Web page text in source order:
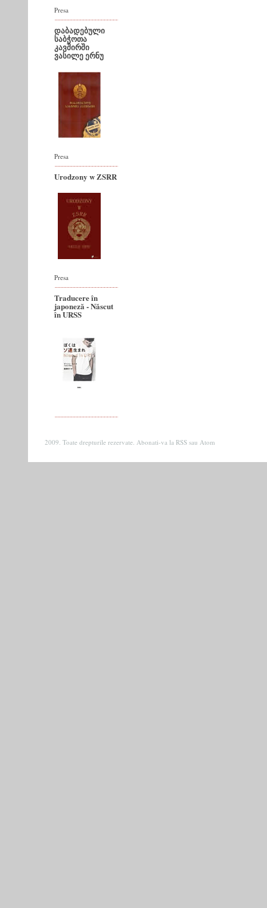
Presa
დაბადებული
საბჭოთა
კავშირში
ვასილე ერნუ
Presa
Urodzony w ZSRR
Presa
Traducere în
japoneză - Născut
în URSS
2009. Toate drepturile rezervate. Abonati-va la RSS sau Atom